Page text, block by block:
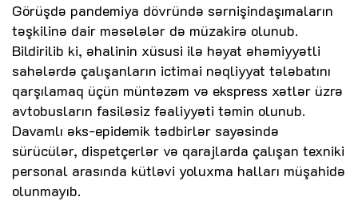
Görüşdə pandemiya dövründə sərnişindaşımaların
təşkilinə dair məsələlər də müzakirə olunub.
Bildirilib ki, əhalinin xüsusi ilə həyat əhəmiyyətli
sahələrdə çalışanların ictimai nəqliyyat tələbatını
qarşılamaq üçün müntəzəm və ekspress xətlər üzrə
avtobusların fasiləsiz fəaliyyəti təmin olunub.
Davamlı əks-epidemik tədbirlər sayəsində
sürücülər, dispetçerlər və qarajlarda çalışan texniki
personal arasında kütləvi yoluxma halları müşahidə
olunmayıb.